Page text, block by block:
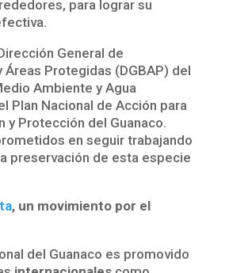
para lograr su
General de
Áreas Protegidas (DGBAP) del
Ambiente y Agua
Plan Nacional de Acción para
y Protección del Guanaco.
en seguir trabajando
preservación de esta especie
, un movimiento por el
del Guanaco es promovido